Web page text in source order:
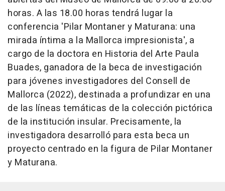
horas. A las 18.00 horas tendrá lugar la
conferencia 'Pilar Montaner y Maturana: una
mirada íntima a la Mallorca impresionista', a
cargo de la doctora en Historia del Arte Paula
Buades, ganadora de la beca de investigación
para jóvenes investigadores del Consell de
Mallorca (2022), destinada a profundizar en una
de las líneas temáticas de la colección pictórica
de la institución insular. Precisamente, la
investigadora desarrolló para esta beca un
proyecto centrado en la figura de Pilar Montaner
y Maturana.